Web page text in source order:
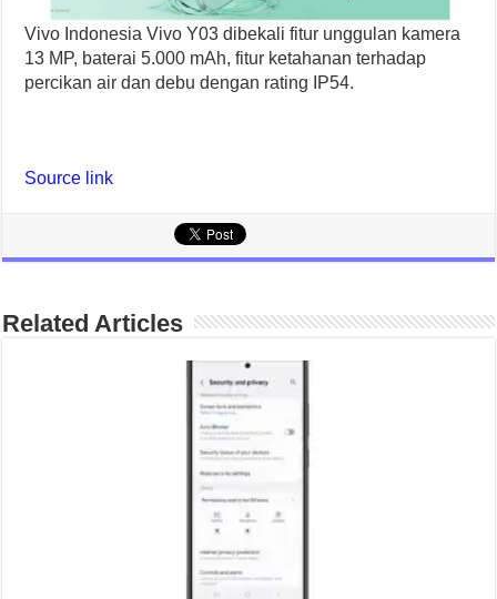
Vivo IndonesiaVivo Y03 dibekali fitur unggulan kamera
13 MP, baterai 5.000 mAh, fitur ketahanan terhadap
percikan air dan debu dengan rating IP54.